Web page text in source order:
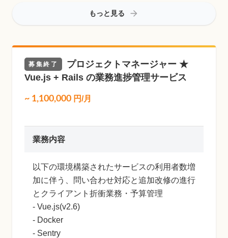
もっと見る
募集終了
プロジェクトマネージャー ★
Vue.js + Rails の業務進捗管理サービス
~ 1,100,000 円/月
業務内容
以下の環境構築されたサービスの利用者数増
加に伴う、問い合わせ対応と追加改修の進行
とクライアント折衝業務・予算管理
- Vue.js(v2.6)
- Docker
- Sentry